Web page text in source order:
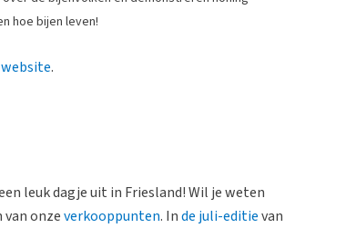
hoe bijen leven!
.
leuk dagje uit in Friesland! Wil je weten
van onzeverkooppunten. Inde juli-editievan